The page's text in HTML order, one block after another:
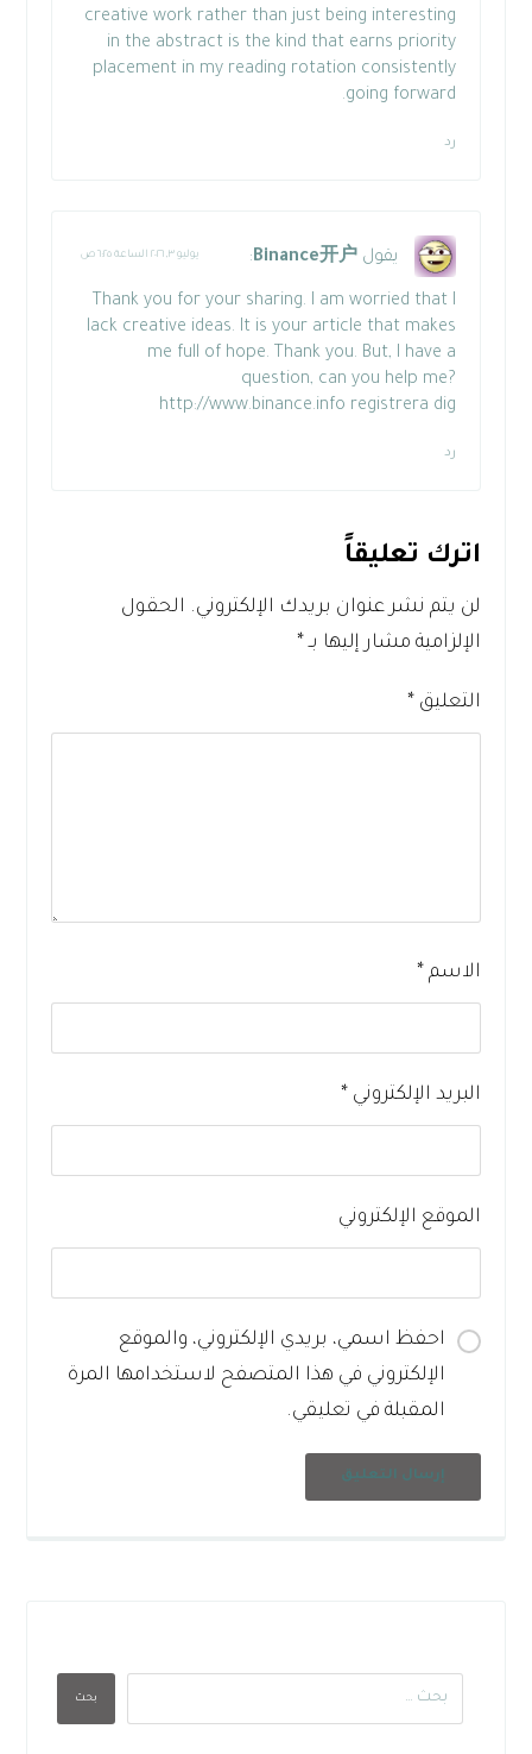
creative work rather than just being interesting
in the abstract is the kind that earns priority
placement in my reading rotation consistently
going forward.
رد
يقول Binance开户
: يوليو ٣, ٢٠٢٦ الساعة ٦:٢٥ ص
Thank you for your sharing. I am worried that I
lack creative ideas. It is your article that makes
me full of hope. Thank you. But, I have a
question, can you help me?
http://www.binance.info registrera dig
رد
اترك تعليقاً
لن يتم نشر عنوان بريدك الإلكتروني. الحقول
الإلزامية مشار إليها بـ*
التعليق*
الاسم*
البريد الإلكتروني*
الموقع الإلكتروني
احفظ اسمي، بريدي الإلكتروني، والموقع
الإلكتروني في هذا المتصفح لاستخدامها المرة
المقبلة في تعليقي.
إرسال التعليق
بحث